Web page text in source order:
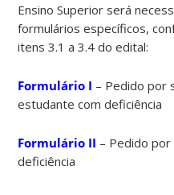
Ensino Superior será
formulários específicos,
itens 3.1 a 3.4 do edital:
Formulário I – Pedido por
estudante com deficiência
Formulário II – Pedido
deficiência